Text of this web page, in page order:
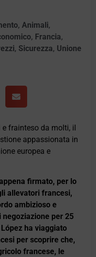
, Animali,
, Francia,
, Sicurezza, Unione
frainteso da molti, il
appassionata in
europea e
firmato, per lo
allevatori francesi,
ambizioso e
per 25
ha viaggiato
per scoprire che,
francese, le